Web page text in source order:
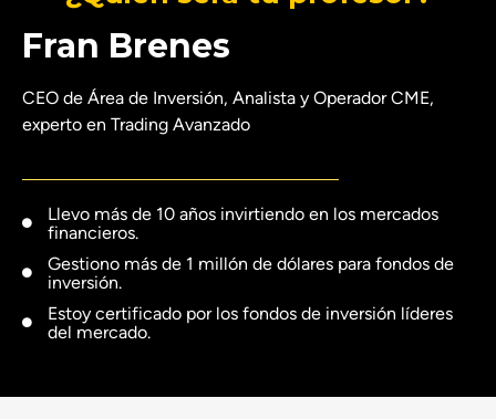
Fran Brenes
CEO de Área de Inversión, Analista y Operador CME,
experto en Trading Avanzado
Llevo más de 10 años invirtiendo en los mercados
financieros.
Gestiono más de 1 millón de dólares para fondos de
inversión.
Estoy certificado por los fondos de inversión líderes
del mercado.